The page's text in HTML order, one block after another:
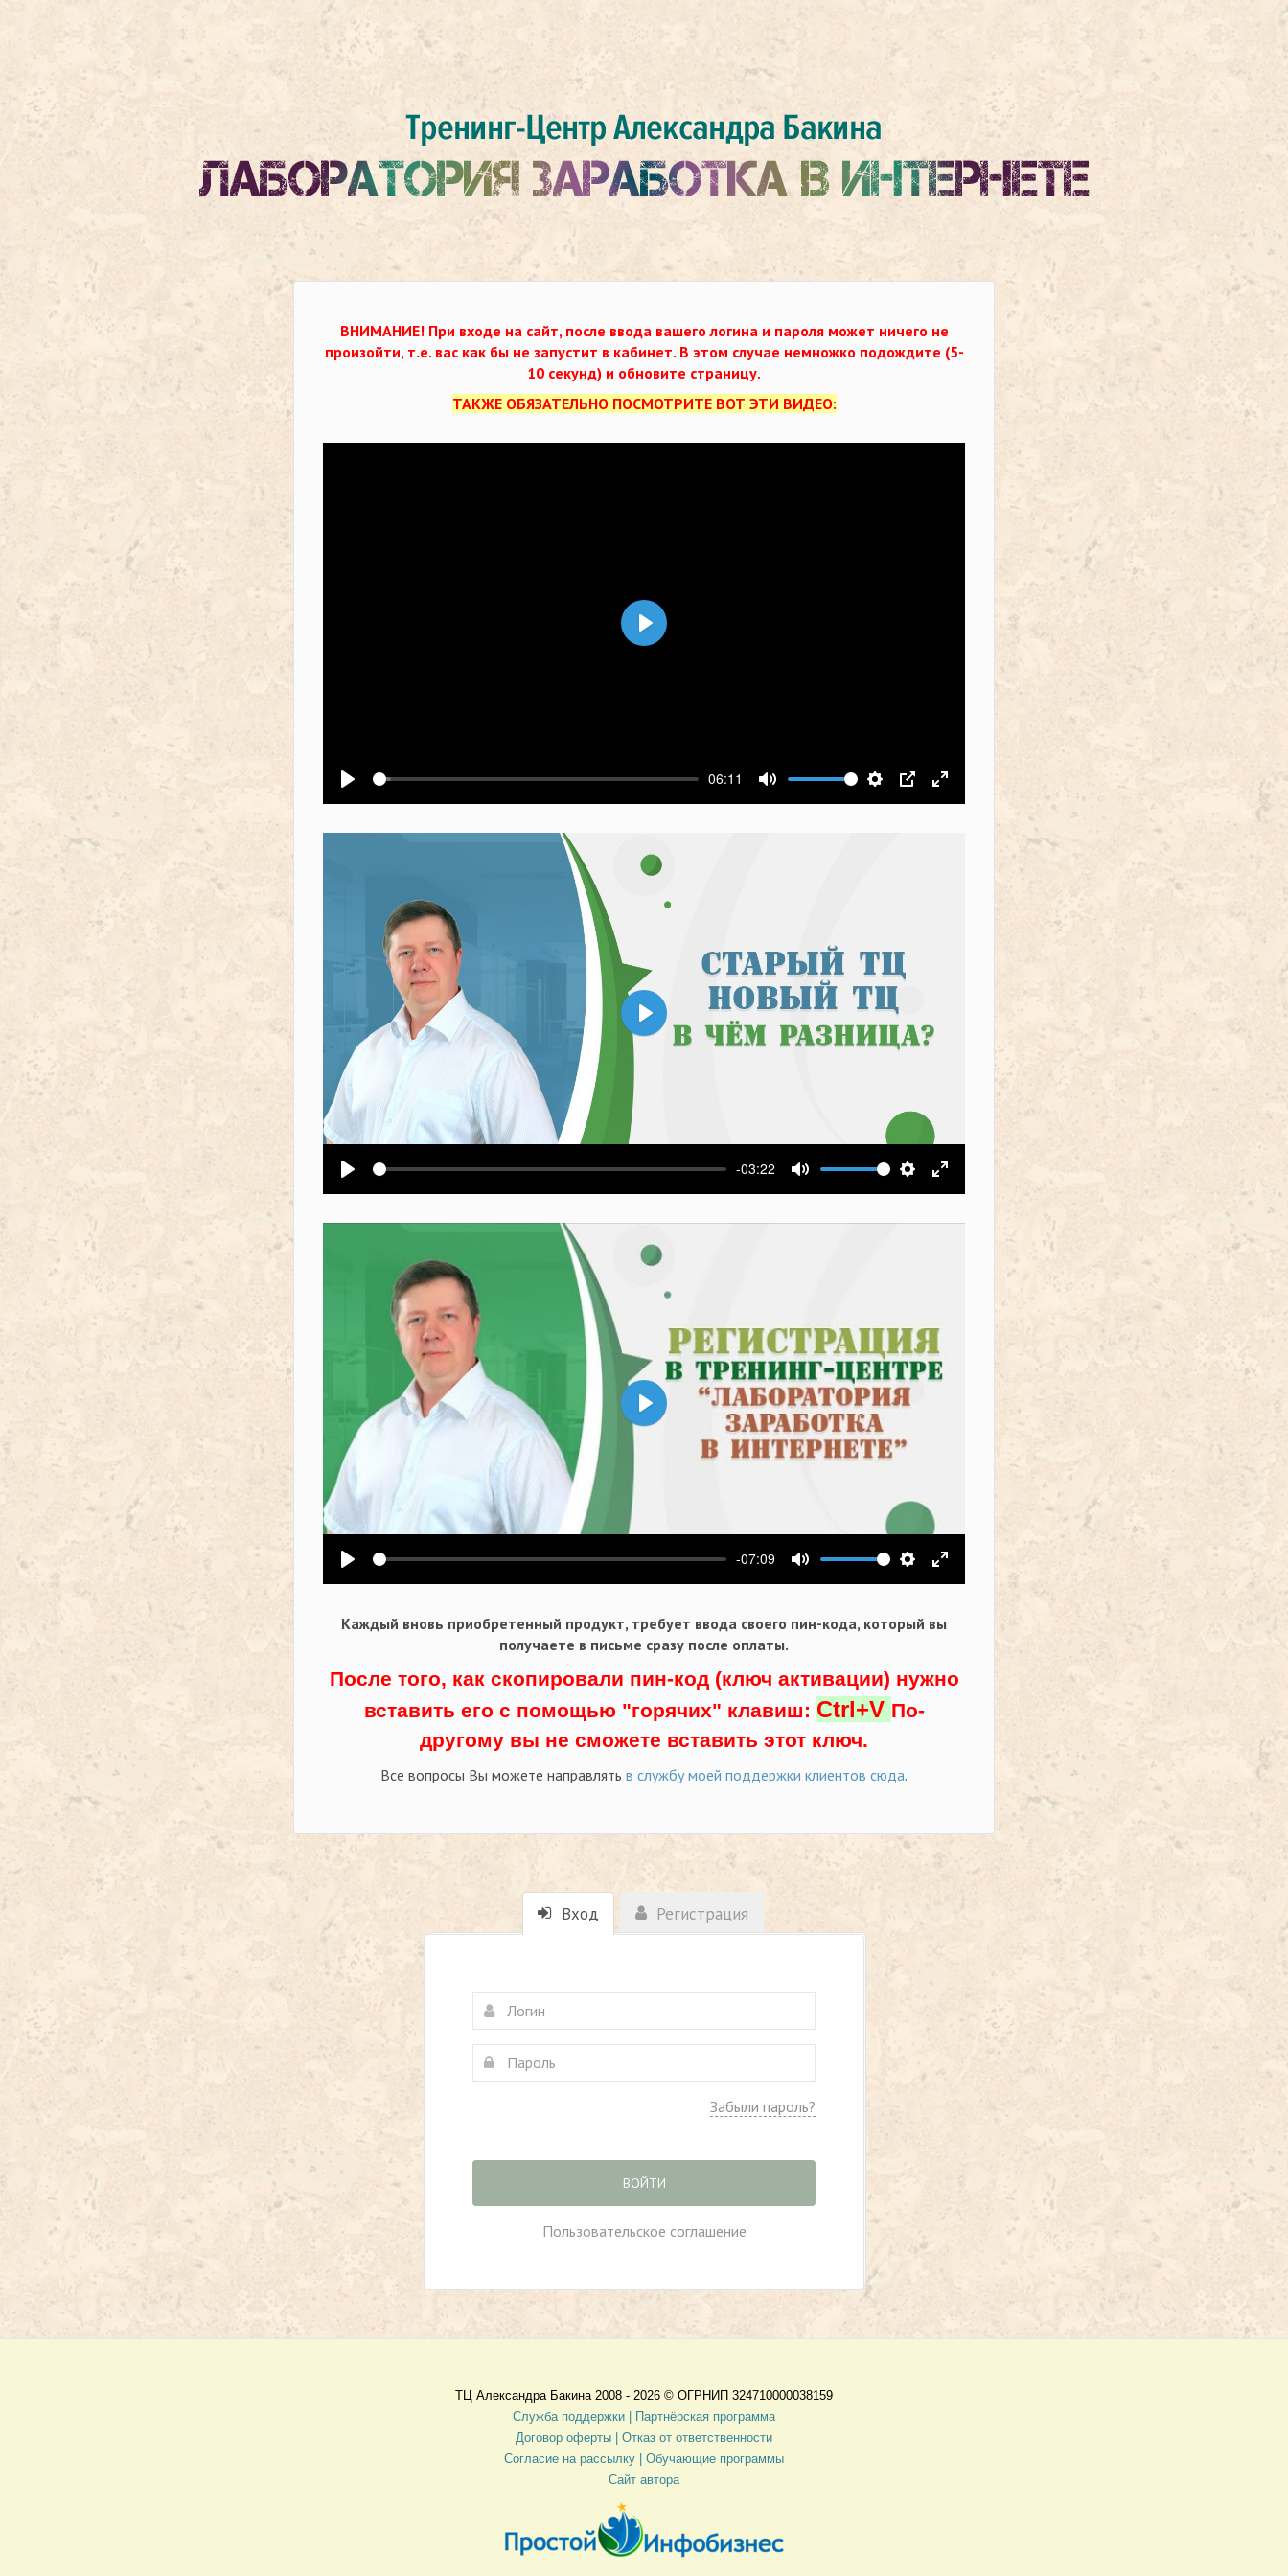
ВНИМАНИЕ! При входе на сайт, после ввода вашего логина и пароля может ничего не
произойти, т.е. вас как бы не запустит в кабинет. В этом случае немножко подождите (5-
10 секунд) и обновите страницу.
ТАКЖЕ ОБЯЗАТЕЛЬНО ПОСМОТРИТЕ ВОТ ЭТИ ВИДЕО:
Воспроизвести
06:11
Выключить звукНастройки
PIP На весь экран
Воспроизвести
Воспроизвести
-03:22
Выключить звукНастройки
На весь экран
Воспроизвести
Воспроизвести
-07:09
Выключить звукНастройки
На весь экран
Воспроизвести
Каждый вновь приобретенный продукт, требует ввода своего пин-кода, который вы
получаете в письме сразу после оплаты.
После того, как скопировали пин-код (ключ активации) нужно
вставить его с помощью "горячих" клавиш: Ctrl+V По-
другому вы не сможете вставить этот ключ.
Все вопросы Вы можете направлять в службу моей поддержки клиентов сюда.
Вход Регистрация
Забыли пароль?
ВОЙТИ
Пользовательское соглашение
ТЦ Александра Бакина 2008 - 2026 © ОГРНИП 324710000038159
Служба поддержки |
Партнёрская программа
Договор оферты
| Отказ от ответственности
Согласие на рассылку | Обучающие программы
Сайт автора